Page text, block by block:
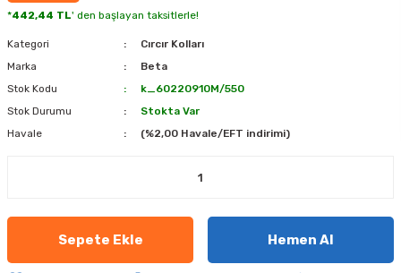
*442,44 TL' den başlayan taksitlerle!
Kategori
Cırcır Kolları
Marka
Beta
Stok Kodu
k_60220910M/550
Stok Durumu
Stokta Var
Havale
(%2,00 Havale/EFT indirimi)
Sepete Ekle Hemen Al